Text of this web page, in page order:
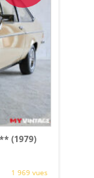
(1979)
1 969 vues